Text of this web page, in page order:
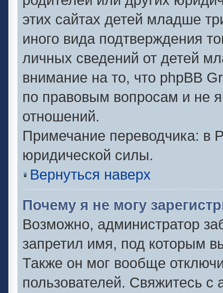
этих сайтах детей младше
иного вида подтверждения
личных сведений от детей
внимание на то, что phpBB
по правовым вопросам и не
отношений.
Примечание переводчика: в
юридической силы.
Вернуться наверх
Почему я не могу
Возможно, администратор
запретил имя, под которым
Также он мог вообще
пользователей. Свяжитесь